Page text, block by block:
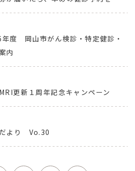
年度 岡山市がん検診・特定健診・
内
更新１周年記念キャンペーン
だより Vo.30